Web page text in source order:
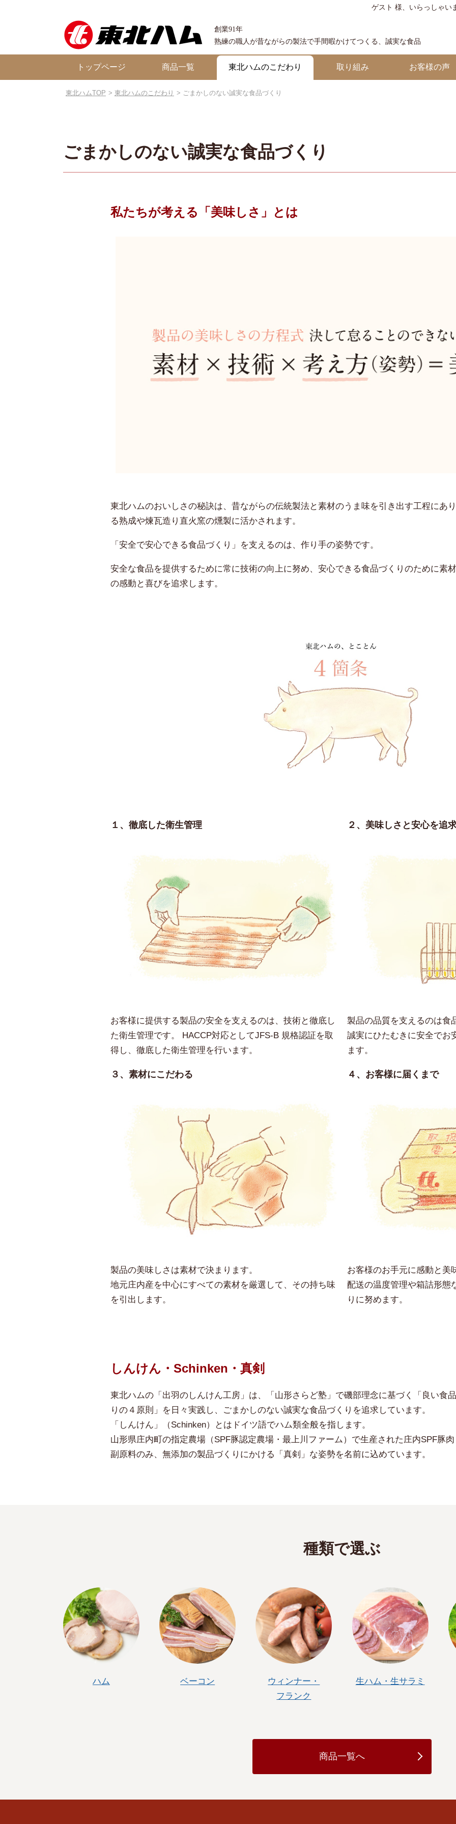
ゲスト 様、いらっしゃい
創業91年
熟練の職人が昔ながらの製法で手間暇かけてつくる、誠実な食品
トップページ 商品一覧 東北ハムのこだわり 取り組み お客様の声
東北ハムTOP 東北ハムのこだわり ごまかしのない誠実な食品づくり
ごまかしのない誠実な食品づくり
私たちが考える「美味しさ」とは
東北ハムのおいしさの秘訣は、昔ながらの伝統製法と素材のうま味を引き出す工程にあ
る熟成や煉瓦造り直火窯の燻製に活かされます。
「安全で安心できる食品づくり」を支えるのは、作り手の姿勢です。
安全な食品を提供するために常に技術の向上に努め、安心できる食品づくりのために素
の感動と喜びを追求します。
１、徹底した衛生管理
お客様に提供する製品の安全を支えるのは、技術と徹底し
た衛生管理です。 HACCP対応としてJFS-B 規格認証を取
得し、徹底した衛生管理を行います。
２、美味しさと安心を追
製品の品質を支えるのは食
誠実にひたむきに安全でお
ます。
３、素材にこだわる
製品の美味しさは素材で決まります。
地元庄内産を中心にすべての素材を厳選して、その持ち味
を引出します。
４、お客様に届くまで
お客様のお手元に感動と美
配送の温度管理や箱詰形態
りに努めます。
しんけん・Schinken・真剣
東北ハムの「出羽のしんけん工房」は、「山形さらど塾」で磯部理念に基づく「良い食
りの４原則」を日々実践し、ごまかしのない誠実な食品づくりを追求しています。
「しんけん」（Schinken）とはドイツ語でハム類全般を指します。
山形県庄内町の指定農場（SPF豚認定農場・最上川ファーム）で生産された庄内SPF豚
副原料のみ、無添加の製品づくりにかける「真剣」な姿勢を名前に込めています。
種類で選ぶ
ハム ベーコン
ウィンナー・
フランク
生ハム・生サラミ
商品一覧へ